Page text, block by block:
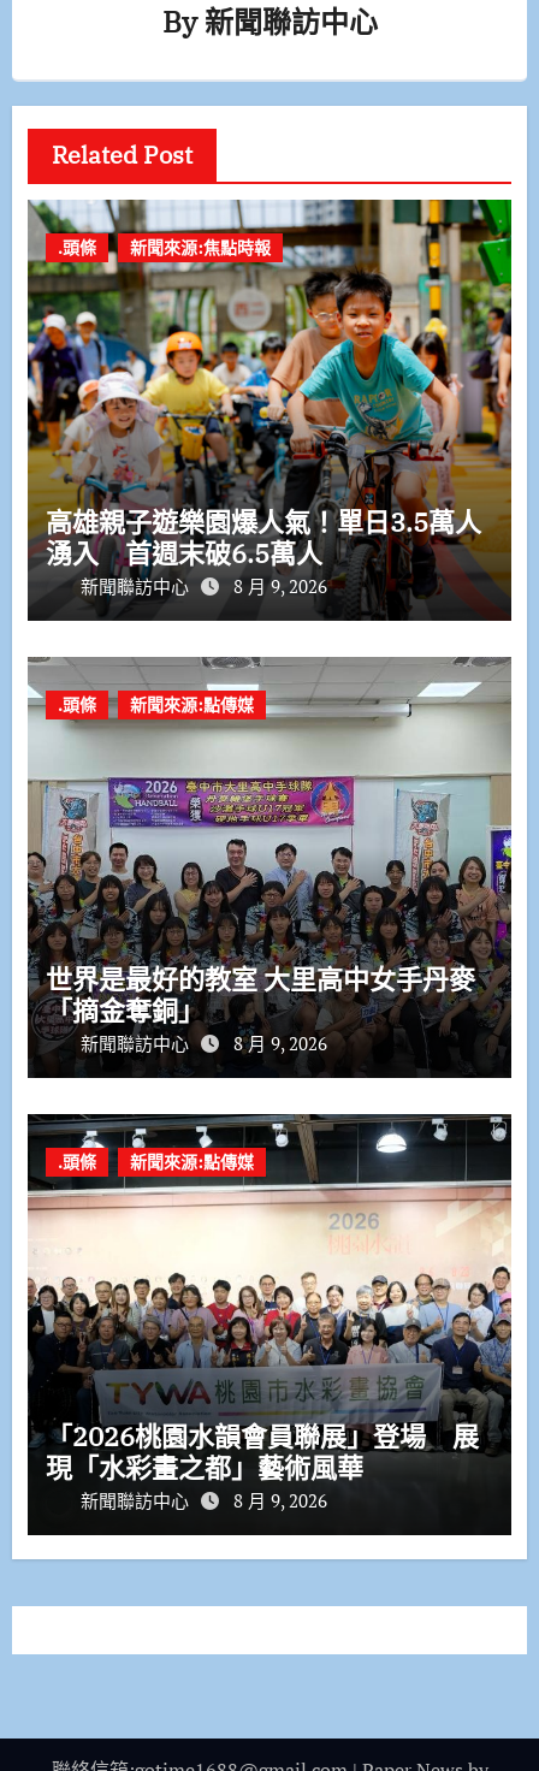
By新聞聯訪中心
Related Post
.頭條 新聞來源:焦點時報
高雄親子遊樂園爆人氣！單日3.5萬人
湧入 首週末破6.5萬人
新聞聯訪中心 8 月 9, 2026
.頭條 新聞來源:點傳媒
世界是最好的教室 大里高中女手丹麥
「摘金奪銅」
新聞聯訪中心 8 月 9, 2026
.頭條 新聞來源:點傳媒
「2026桃園水韻會員聯展」登場 展
現「水彩畫之都」藝術風華
新聞聯訪中心 8 月 9, 2026